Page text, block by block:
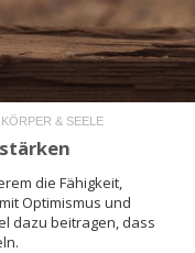
& SEELE
die Fähigkeit,
Optimismus und
dazu beitragen, dass